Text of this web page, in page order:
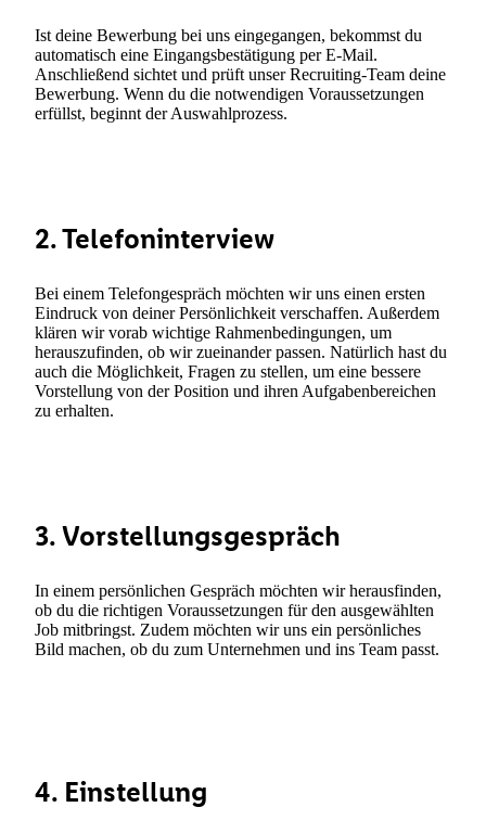
Ist deine Bewerbung bei uns eingegangen, bekommst du
automatisch eine Eingangsbestätigung per E-Mail.
Anschließend sichtet und prüft unser Recruiting-Team deine
Bewerbung. Wenn du die notwendigen Voraussetzungen
erfüllst, beginnt der Auswahlprozess.
2. Telefoninterview
Bei einem Telefongespräch möchten wir uns einen ersten
Eindruck von deiner Persönlichkeit verschaffen. Außerdem
klären wir vorab wichtige Rahmenbedingungen, um
herauszufinden, ob wir zueinander passen. Natürlich hast du
auch die Möglichkeit, Fragen zu stellen, um eine bessere
Vorstellung von der Position und ihren Aufgabenbereichen
zu erhalten.
3. Vorstellungsgespräch
In einem persönlichen Gespräch möchten wir herausfinden,
ob du die richtigen Voraussetzungen für den ausgewählten
Job mitbringst. Zudem möchten wir uns ein persönliches
Bild machen, ob du zum Unternehmen und ins Team passt.
4. Einstellung